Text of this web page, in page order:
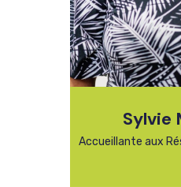
Sylvie
Accueillante aux